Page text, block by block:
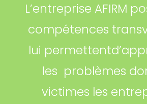
L’entreprise AFIRM
compétences
lui
les problèmes
victimes les